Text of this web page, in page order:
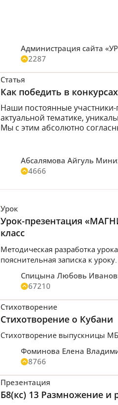
Администрация сайта
2287
Статья
Как победить в
Наши постоянные участники-
актуальной тематике,
Мы с этим абсолютно
Абсалямова Айгуль
4666
Урок
Урок-презентация
класс
Методическая разработка
пояснительная записка к уроку.
Спицына Любовь
67210
Стихотворение
Стихотворение о Кубани
Стихотворение выпускницы
Фоминова Елена
8766
Презентация
Б8(кс) 13 Размножение и